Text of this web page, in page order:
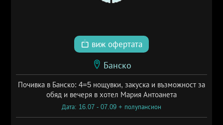
виж офертата
Банско
Почивка в Банско: 4=5 нощувки, закуска и възможност за
обяд и вечеря в хотел Мария Антоанета
Дата: 16.07 - 07.09 + полупансион